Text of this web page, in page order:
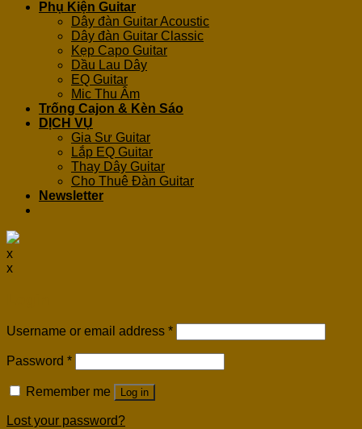
Phụ Kiện Guitar
Dây đàn Guitar Acoustic
Dây đàn Guitar Classic
Kẹp Capo Guitar
Dầu Lau Dây
EQ Guitar
Mic Thu Âm
Trống Cajon & Kèn Sáo
DỊCH VỤ
Gia Sư Guitar
Lắp EQ Guitar
Thay Dây Guitar
Cho Thuê Đàn Guitar
Newsletter
x
x
Username or email address *
Password *
Remember me Log in
Lost your password?